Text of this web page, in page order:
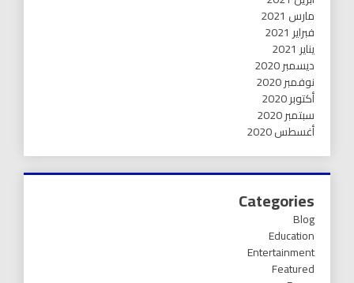
مارس 2021
فبراير 2021
يناير 2021
ديسمبر 2020
نوفمبر 2020
أكتوبر 2020
سبتمبر 2020
أغسطس 2020
Categories
Blog
Education
Entertainment
Featured